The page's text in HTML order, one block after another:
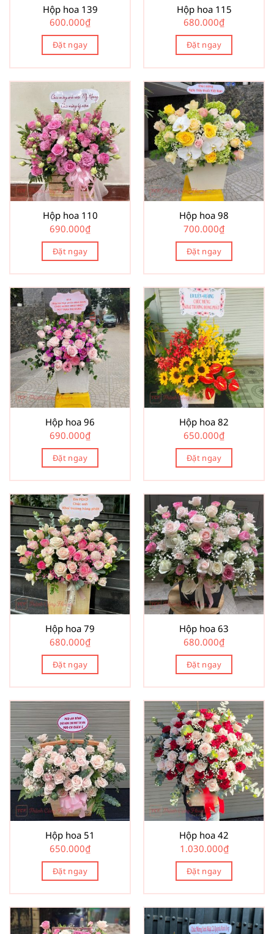
Hộp hoa 139
600.000₫
Đặt ngay
Hộp hoa 115
680.000₫
Đặt ngay
Hộp hoa 110
690.000₫
Đặt ngay
Hộp hoa 98
700.000₫
Đặt ngay
Hộp hoa 96
690.000₫
Đặt ngay
Hộp hoa 82
650.000₫
Đặt ngay
Hộp hoa 79
680.000₫
Đặt ngay
Hộp hoa 63
680.000₫
Đặt ngay
Hộp hoa 51
650.000₫
Đặt ngay
Hộp hoa 42
1.030.000₫
Đặt ngay